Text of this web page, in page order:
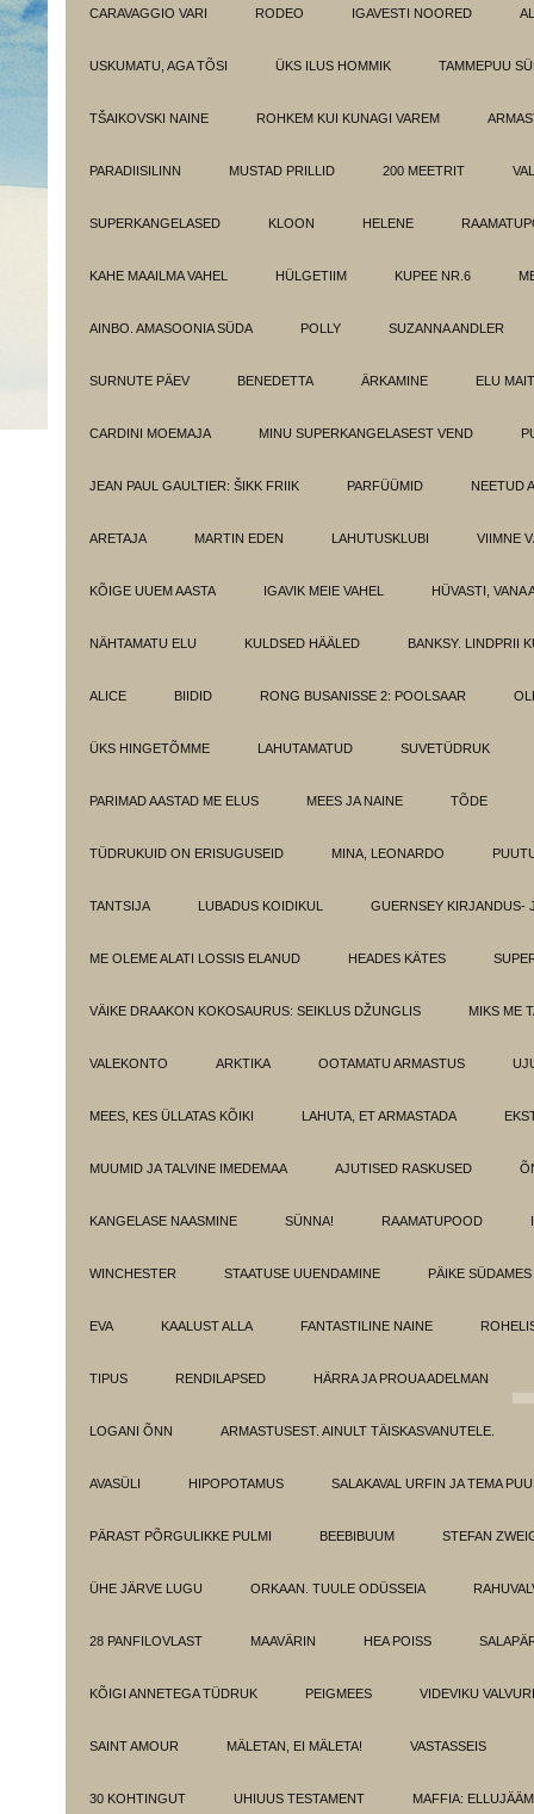
CARAVAGGIO VARI RODEO IGAVESTI NOORED
USKUMATU, AGA TÕSI ÜKS ILUS HOMMIK TAMMEPUU
TŠAIKOVSKI NAINE ROHKEM KUI KUNAGI VAREM
PARADIISILINN MUSTAD PRILLID 200 MEETRIT
SUPERKANGELASED KLOON HELENE
KAHE MAAILMA VAHEL HÜLGETIIM KUPEE NR.6
AINBO. AMASOONIA SÜDA POLLY SUZANNA ANDLER
SURNUTE PÄEV BENEDETTA ÄRKAMINE ELU
CARDINI MOEMAJA MINU SUPERKANGELASEST VEND
JEAN PAUL GAULTIER: ŠIKK FRIIK PARFÜÜMID NEETUD
ARETAJA MARTIN EDEN LAHUTUSKLUBI VIIMNE
KÕIGE UUEM AASTA IGAVIK MEIE VAHEL HÜVASTI, VANA
NÄHTAMATU ELU KULDSED HÄÄLED BANKSY. LINDPRII
ALICE BIIDID RONG BUSANISSE 2: POOLSAAR
ÜKS HINGETÕMME LAHUTAMATUD SUVETÜDRUK
PARIMAD AASTAD ME ELUS MEES JA NAINE TÕDE
TÜDRUKUID ON ERISUGUSEID MINA, LEONARDO
TANTSIJA LUBADUS KOIDIKUL GUERNSEY KIRJANDUS-
ME OLEME ALATI LOSSIS ELANUD HEADES KÄTES
VÄIKE DRAAKON KOKOSAURUS: SEIKLUS DŽUNGLIS MIKS ME
VALEKONTO ARKTIKA OOTAMATU ARMASTUS
MEES, KES ÜLLATAS KÕIKI LAHUTA, ET ARMASTADA
MUUMID JA TALVINE IMEDEMAA AJUTISED RASKUSED
KANGELASE NAASMINE SÜNNA! RAAMATUPOOD
WINCHESTER STAATUSE UUENDAMINE PÄIKE SÜDAMES
EVA KAALUST ALLA FANTASTILINE NAINE
TIPUS RENDILAPSED HÄRRA JA PROUA ADELMAN
LOGANI ÕNN ARMASTUSEST. AINULT TÄISKASVANUTELE.
AVASÜLI HIPOPOTAMUS SALAKAVAL URFIN JA TEMA
PÄRAST PÕRGULIKKE PULMI BEEBIBUUM STEFAN
ÜHE JÄRVE LUGU ORKAAN. TUULE ODÜSSEIA
28 PANFILOVLAST MAAVÄRIN HEA POISS
KÕIGI ANNETEGA TÜDRUK PEIGMEES VIDEVIKU
SAINT AMOUR MÄLETAN, EI MÄLETA! VASTASSEIS
30 KOHTINGUT UHIUUS TESTAMENT MAFFIA: